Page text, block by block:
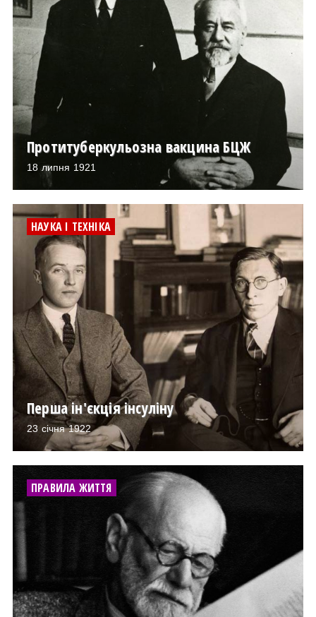
Протитуберкульозна вакцина БЦЖ
18 липня 1921
НАУКА І ТЕХНІКА
Перша ін'єкція інсуліну
23 січня 1922
ПРАВИЛА ЖИТТЯ